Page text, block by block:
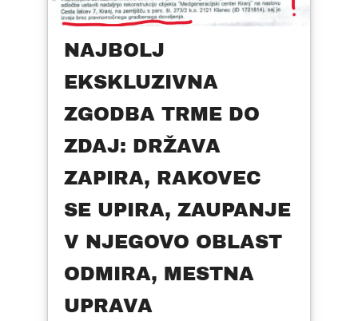
NAJBOLJ
EKSKLUZIVNA
ZGODBA TRME DO
ZDAJ: DRŽAVA
ZAPIRA, RAKOVEC
SE UPIRA, ZAUPANJE
V NJEGOVO OBLAST
ODMIRA, MESTNA
UPRAVA